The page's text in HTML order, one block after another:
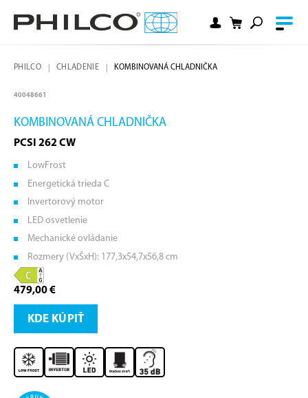
PHILCO CHLADENIE KOMBINOVANÁ CHLADNIČKA
40048661
KOMBINOVANÁ CHLADNIČKA
PCSI 262 CW
LowFrost
Energetická trieda C
Invertorový motor
LED osvetlenie
Mechanické ovládanie
Rozmery (VxŠxH): 177,3x54,7x56,8 cm
479,00 €
KDE KÚPIŤ